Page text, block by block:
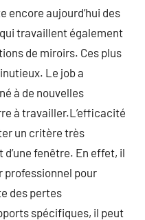
encore aujourd’hui des
travaillent également
de miroirs. Ces plus
Le job a
à de nouvelles
à travailler.L’efficacité
un critère très
fenêtre. En effet, il
professionnel pour
des pertes
spécifiques, il peut